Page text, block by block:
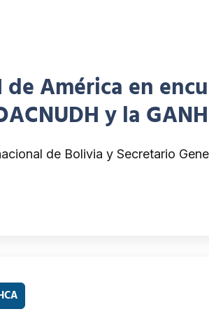
América en
y la
de Bolivia y Secretario